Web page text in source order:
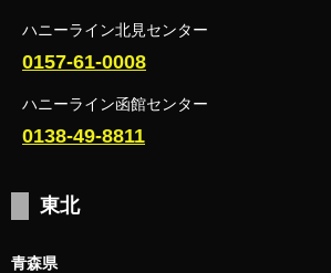
ハニーライン北見センター
0157-61-0008
ハニーライン函館センター
0138-49-8811
東北
青森県